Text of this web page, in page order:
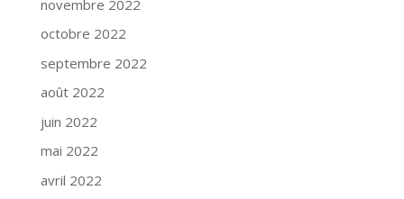
novembre 2022
octobre 2022
septembre 2022
août 2022
juin 2022
mai 2022
avril 2022